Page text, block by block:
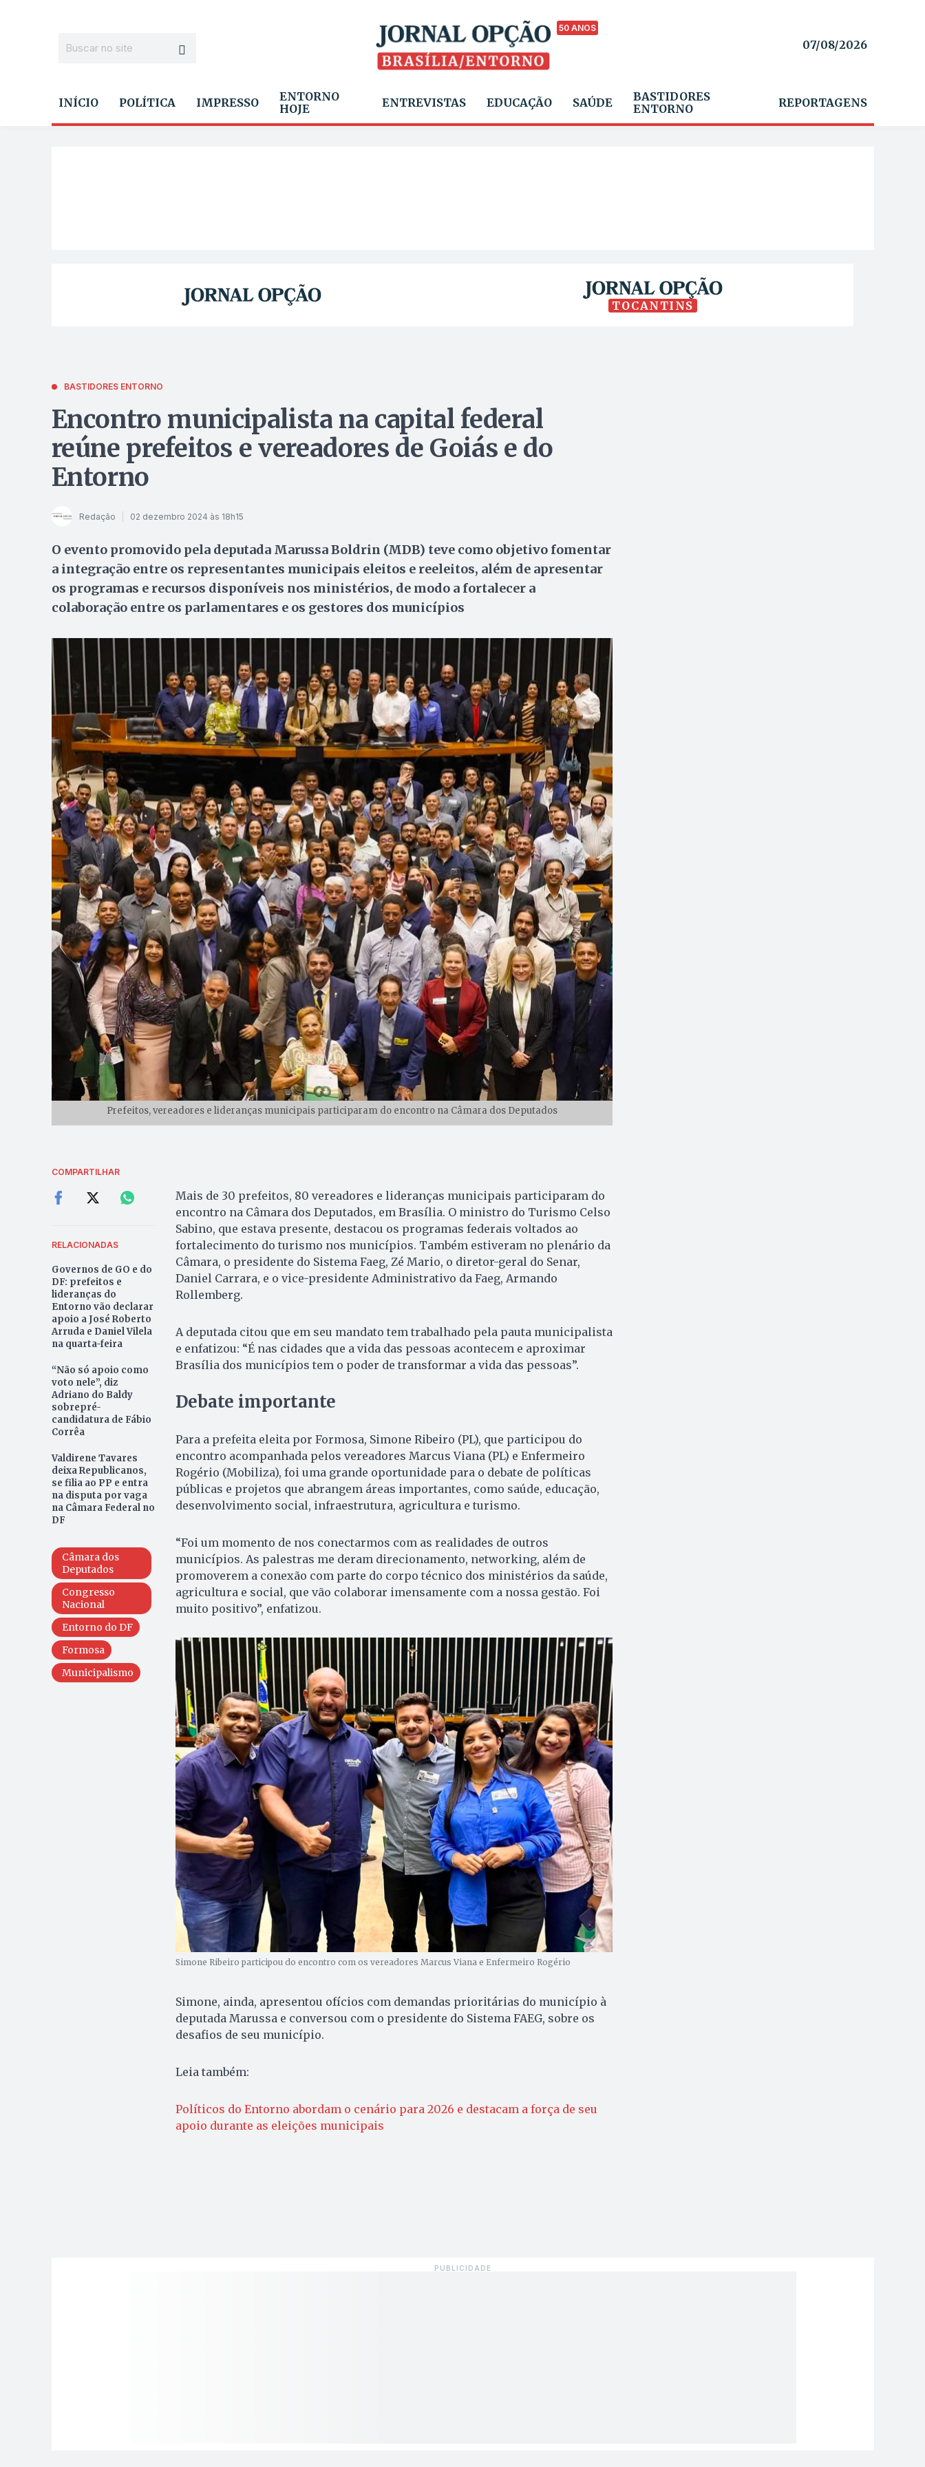
50 ANOS
07/08/2026
INÍCIO POLÍTICA IMPRESSO
ENTORNO
HOJE
ENTREVISTAS EDUCAÇÃO SAÚDE
BASTIDORES
ENTORNO
REPORTAGENS
TOCANTINS
BASTIDORES ENTORNO
Encontro municipalista na capital federal
reúne prefeitos e vereadores de Goiás e do
Entorno
Redação 02 dezembro 2024 às 18h15
O evento promovido pela deputada Marussa Boldrin (MDB) teve como objetivo fomentar
a integração entre os representantes municipais eleitos e reeleitos, além de apresentar
os programas e recursos disponíveis nos ministérios, de modo a fortalecer a
colaboração entre os parlamentares e os gestores dos municípios
Prefeitos, vereadores e lideranças municipais participaram do encontro na Câmara dos Deputados
COMPARTILHAR
RELACIONADAS
Governos de GO e do
DF: prefeitos e
lideranças do
Entorno vão declarar
apoio a José Roberto
Arruda e Daniel Vilela
na quarta-feira
“Não só apoio como
voto nele”, diz
Adriano do Baldy
sobrepré-
candidatura de Fábio
Corrêa
Valdirene Tavares
deixa Republicanos,
se filia ao PP e entra
na disputa por vaga
na Câmara Federal no
DF
Câmara dos
Deputados
Congresso
Nacional
Entorno do DF
Formosa
Municipalismo
Mais de 30 prefeitos, 80 vereadores e lideranças municipais participaram do
encontro na Câmara dos Deputados, em Brasília. O ministro do Turismo Celso
Sabino, que estava presente, destacou os programas federais voltados ao
fortalecimento do turismo nos municípios. Também estiveram no plenário da
Câmara, o presidente do Sistema Faeg, Zé Mario, o diretor-geral do Senar,
Daniel Carrara, e o vice-presidente Administrativo da Faeg, Armando
Rollemberg.
A deputada citou que em seu mandato tem trabalhado pela pauta municipalista
e enfatizou: “É nas cidades que a vida das pessoas acontecem e aproximar
Brasília dos municípios tem o poder de transformar a vida das pessoas”.
Debate importante
Para a prefeita eleita por Formosa, Simone Ribeiro (PL), que participou do
encontro acompanhada pelos vereadores Marcus Viana (PL) e Enfermeiro
Rogério (Mobiliza), foi uma grande oportunidade para o debate de políticas
públicas e projetos que abrangem áreas importantes, como saúde, educação,
desenvolvimento social, infraestrutura, agricultura e turismo.
“Foi um momento de nos conectarmos com as realidades de outros
municípios. As palestras me deram direcionamento, networking, além de
promoverem a conexão com parte do corpo técnico dos ministérios da saúde,
agricultura e social, que vão colaborar imensamente com a nossa gestão. Foi
muito positivo”, enfatizou.
Simone Ribeiro participou do encontro com os vereadores Marcus Viana e Enfermeiro Rogério
Simone, ainda, apresentou ofícios com demandas prioritárias do município à
deputada Marussa e conversou com o presidente do Sistema FAEG, sobre os
desafios de seu município.
Leia também:
Políticos do Entorno abordam o cenário para 2026 e destacam a força de seu
apoio durante as eleições municipais